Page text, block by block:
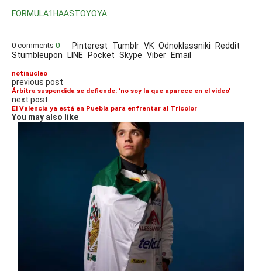
FORMULA1 HAASTOYOYA
0 comments 0 Pinterest Tumblr VK Odnoklassniki
Reddit
Stumbleupon
LINE Pocket Skype Viber Email
notinucleo
previous post
Árbitra suspendida se defiende: ‘no soy la que aparece en el video’
next post
El Valencia ya está en Puebla para enfrentar al Tricolor
You may also like